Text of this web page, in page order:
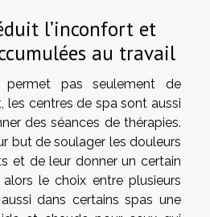
l’inconfort et
au travail
pas seulement de
les centres de spa sont aussi
des séances de thérapies.
but de soulager les douleurs
et de leur donner un certain
le choix entre plusieurs
dans certains spas une